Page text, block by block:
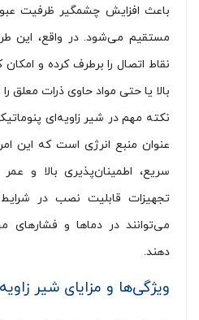
باعث افزایش چشمگیر ظرفیت
مستقیم می‌شود. در واقع، این
نقاط اتصال را برطرف کرده و
بالا یا حتی مواد حاوی ذرات معلق
نکته مهم در شیر زاویه‌ای
عنوان منبع انرژی است که این
سریع، اطمینان‌پذیری بالا و
تجهیزات قابلیت نصب در
می‌توانند در دماها و فشارهای
دهند.
ویژگی‌ها و مزایای شیر